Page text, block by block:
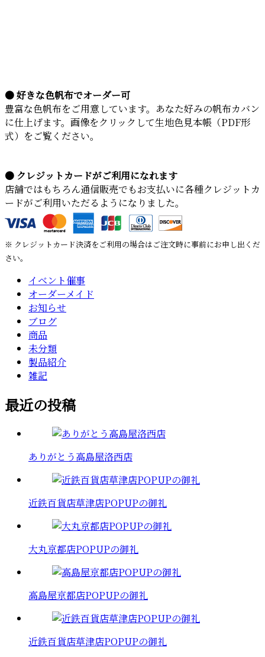
● 好きな色帆布でオーダー可
豊富な色帆布をご用意しています。あなた好みの帆布カバン
に仕上げます。画像をクリックして生地色見本帳（PDF形
式）をご覧ください。
● クレジットカードがご利用になれます
店舗ではもちろん通信販売でもお支払いに各種クレジットカ
ードがご利用いただるようになりました。
※ クレジットカード決済をご利用の場合はご注文時に事前にお申し出くだ
さい。
イベント催事
オーダーメイド
お知らせ
ブログ
商品
未分類
製品紹介
雑記
最近の投稿
ありがとう高島屋洛西店
近鉄百貨店草津店POPUPの御礼
大丸京都店POPUPの御礼
高島屋京都店POPUPの御礼
近鉄百貨店草津店POPUPの御礼